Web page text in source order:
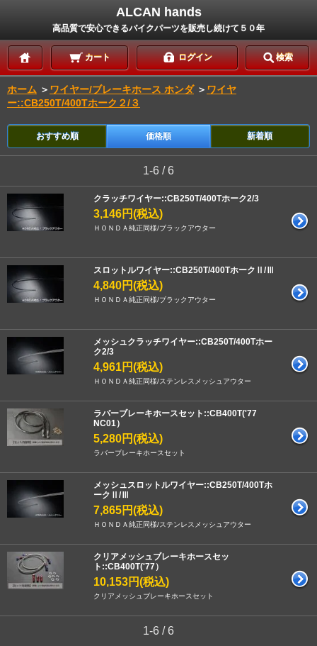
ALCAN hands
高品質で安心できるバイクパーツを販売し続けて５０年
カート ログイン 検索
ホーム ＞ ワイヤー/ブレーキホース ホンダ ＞ ワイヤ
ー::CB250T/400Tホーク２/３
おすすめ順 価格順 新着順
1-6 / 6
クラッチワイヤー::CB250T/400Tホーク2/3
3,146円(税込)
ＨＯＮＤＡ純正同様/ブラックアウター
スロットルワイヤー::CB250T/400TホークⅡ/Ⅲ
4,840円(税込)
ＨＯＮＤＡ純正同様/ブラックアウター
メッシュクラッチワイヤー::CB250T/400Tホー
ク2/3
4,961円(税込)
ＨＯＮＤＡ純正同様/ステンレスメッシュアウター
ラバーブレーキホースセット::CB400T('77
NC01）
5,280円(税込)
ラバーブレーキホースセット
メッシュスロットルワイヤー::CB250T/400Tホ
ークⅡ/Ⅲ
7,865円(税込)
ＨＯＮＤＡ純正同様/ステンレスメッシュアウター
クリアメッシュブレーキホースセッ
ト::CB400T('77）
10,153円(税込)
クリアメッシュブレーキホースセット
1-6 / 6